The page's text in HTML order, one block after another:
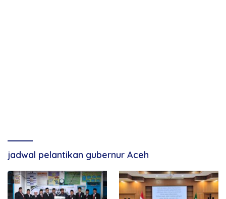
jadwal pelantikan gubernur Aceh